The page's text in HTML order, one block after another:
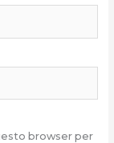
browser per